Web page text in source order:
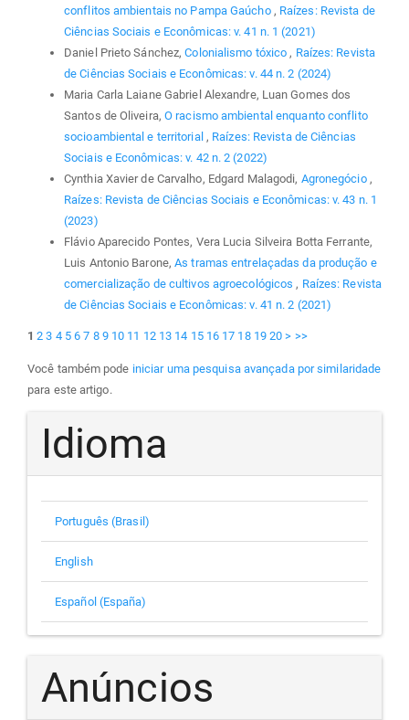
conflitos ambientais no Pampa Gaúcho , Raízes: Revista de
Ciências Sociais e Econômicas: v. 41 n. 1 (2021)
Daniel Prieto Sánchez,Colonialismo tóxico , Raízes: Revista
de Ciências Sociais e Econômicas: v. 44 n. 2 (2024)
Maria Carla Laiane Gabriel Alexandre, Luan Gomes dos
Santos de Oliveira, O racismo ambiental enquanto conflito
socioambiental e territorial , Raízes: Revista de Ciências
Sociais e Econômicas: v. 42 n. 2 (2022)
Cynthia Xavier de Carvalho, Edgard Malagodi, Agronegócio ,
Raízes: Revista de Ciências Sociais e Econômicas: v. 43 n. 1
(2023)
Flávio Aparecido Pontes, Vera Lucia Silveira Botta Ferrante,
Luis Antonio Barone,As tramas entrelaçadas da produção e
comercialização de cultivos agroecológicos , Raízes: Revista
de Ciências Sociais e Econômicas: v. 41 n. 2 (2021)
1 2 3 4 5 6 7 8 9 10 11 12 13 14 15 16 17 18 19 20 > >>
Você também pode iniciar uma pesquisa avançada por similaridade
para este artigo.
Idioma
Português (Brasil)
English
Español (España)
Anúncios